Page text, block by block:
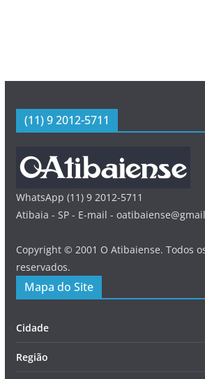
(11) 9 2012-5711
WhatsApp (11) 9 2012-5711
Atibaia - SP - E-mail -
Copyright © 2001 O Atibaiense. Todos
reservados.
Mapa do Site
Cidade
Região